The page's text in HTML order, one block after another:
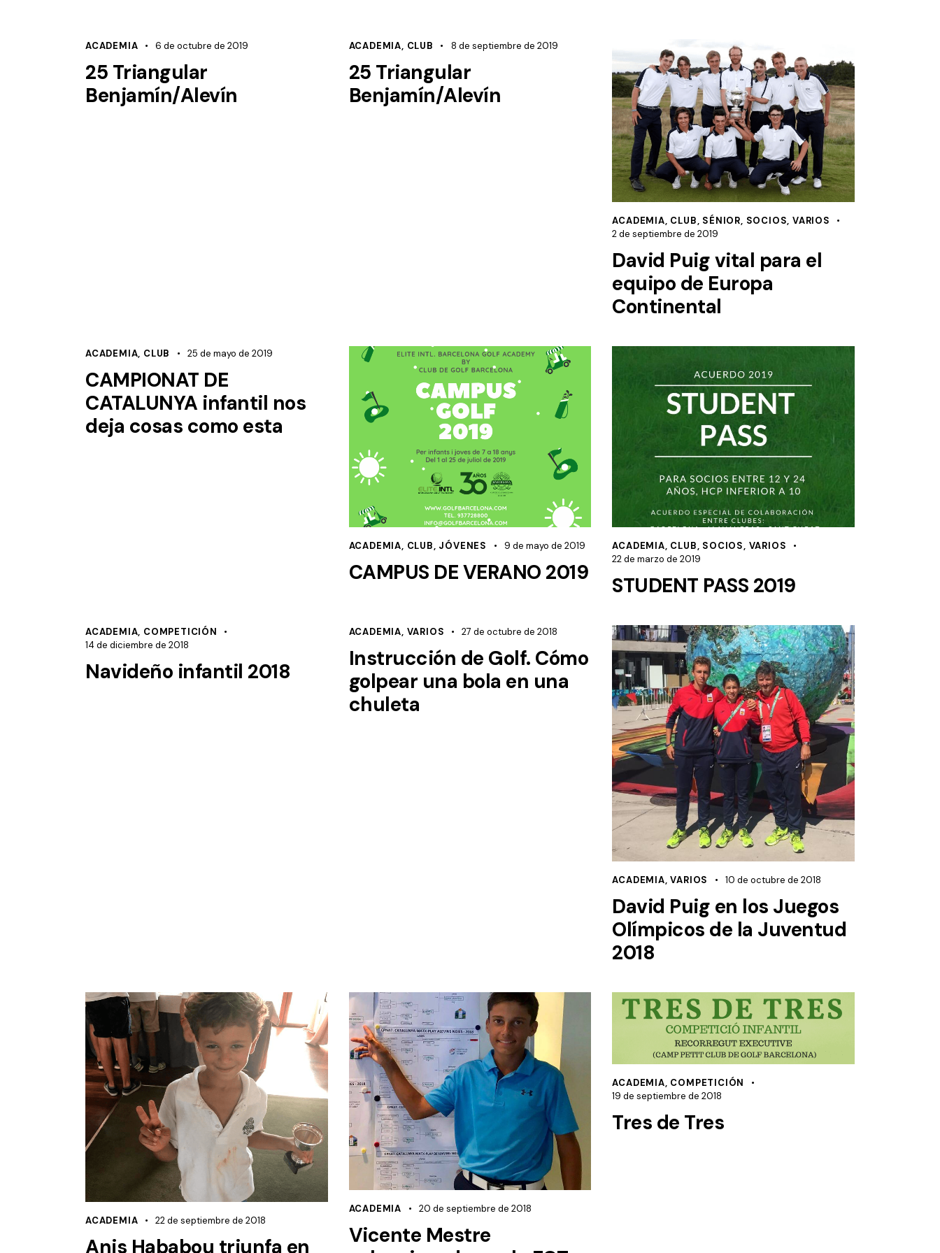
ACADEMIA 6 de octubre de 2019
25 Triangular
Benjamín/Alevín
ACADEMIA, CLUB 8 de septiembre de 2019
25 Triangular
Benjamín/Alevín
ACADEMIA, CLUB, SÉNIOR, SOCIOS, VARIOS
2 de septiembre de 2019
David Puig vital para el
equipo de Europa
Continental
ACADEMIA, CLUB 25 de mayo de 2019
CAMPIONAT DE
CATALUNYA infantil nos
deja cosas como esta
ACADEMIA, CLUB, JÓVENES 9 de mayo de 2019
CAMPUS DE VERANO 2019
ACADEMIA, CLUB, SOCIOS, VARIOS
22 de marzo de 2019
STUDENT PASS 2019
ACADEMIA, COMPETICIÓN
14 de diciembre de 2018
Navideño infantil 2018
ACADEMIA, VARIOS 27 de octubre de 2018
Instrucción de Golf. Cómo
golpear una bola en una
chuleta
ACADEMIA,VARIOS 10 de octubre de 2018
David Puig en los Juegos
Olímpicos de la Juventud
2018
ACADEMIA 22 de septiembre de 2018
Anis Hababou triunfa en
ACADEMIA 20 de septiembre de 2018
Vicente Mestre
ACADEMIA, COMPETICIÓN
19 de septiembre de 2018
Tres de Tres